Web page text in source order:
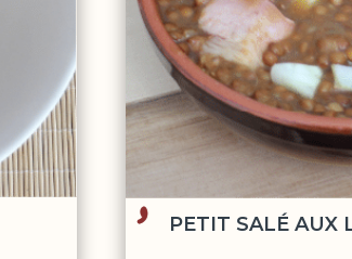
PETIT SALÉ AUX